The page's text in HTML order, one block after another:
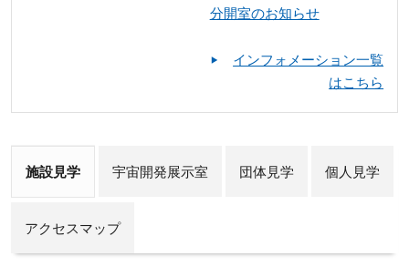
分開室のお知らせ
インフォメーション一覧
はこちら
施設見学 宇宙開発展示室 団体見学 個人見学
アクセスマップ